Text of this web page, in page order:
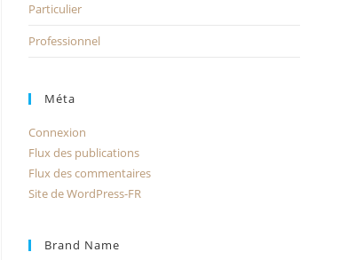
Particulier
Professionnel
Méta
Connexion
Flux des publications
Flux des commentaires
Site de WordPress-FR
Brand Name